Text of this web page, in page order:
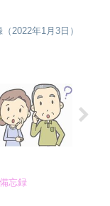
2022年1月3日）
備忘録